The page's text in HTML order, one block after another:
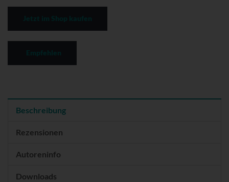
Beschreibung
Rezensionen
Autoreninfo
Downloads